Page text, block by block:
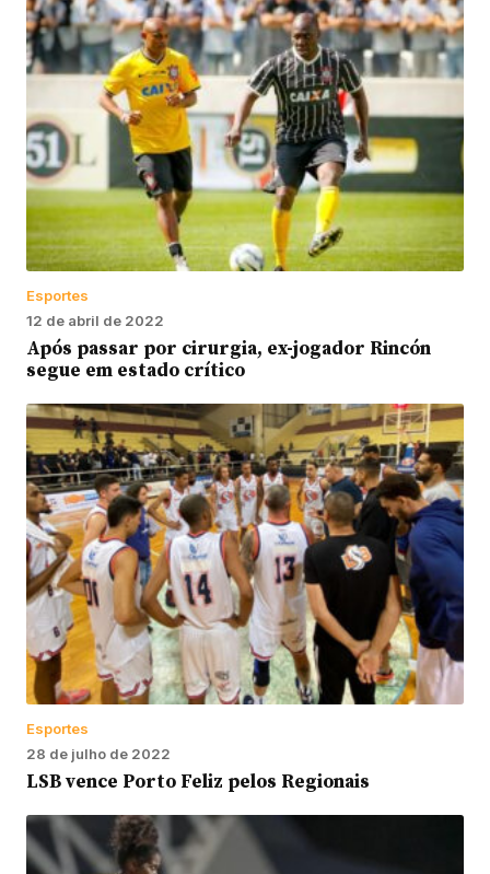
Esportes
12 de abril de 2022
Após passar por cirurgia, ex-jogador Rincón
segue em estado crítico
Esportes
28 de julho de 2022
LSB vence Porto Feliz pelos Regionais